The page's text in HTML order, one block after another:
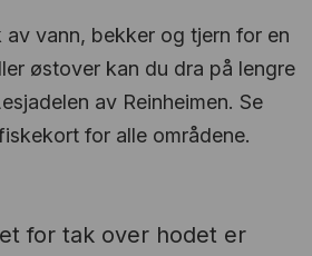
av vann, bekker og tjern for en
østover kan du dra på lengre
av Reinheimen. Se
for alle områdene.
for tak over hodet er